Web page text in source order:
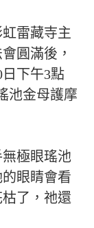
雷藏寺主
圓滿後，
下午3點
池金母護摩
極眼瑤池
眼睛會看
了，祂還